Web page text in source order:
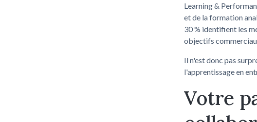
Learning &
et de la formation
30 % identifient les
objectifs
Il n'est donc pas
l'apprentissage en
Votre